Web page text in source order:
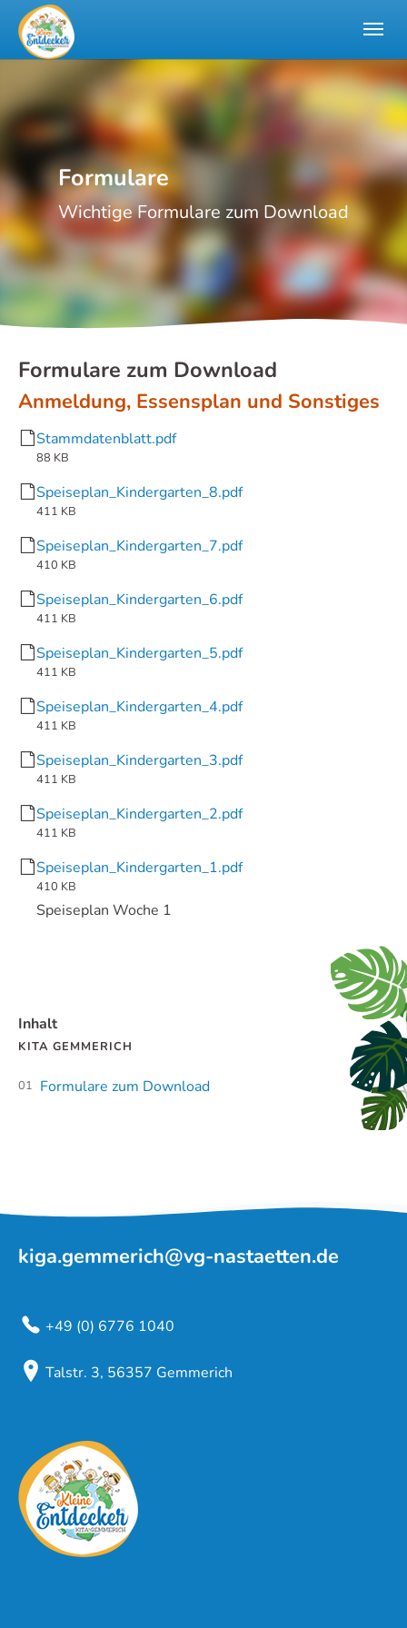
Skip to main navigation
Zum Hauptinhalt springen
Skip to page footer
Formulare
Wichtige Formulare zum Download
Formulare zum Download
Anmeldung, Essensplan und Sonstiges
Stammdatenblatt.pdf
88 KB
Speiseplan_Kindergarten_8.pdf
411 KB
Speiseplan_Kindergarten_7.pdf
410 KB
Speiseplan_Kindergarten_6.pdf
411 KB
Speiseplan_Kindergarten_5.pdf
411 KB
Speiseplan_Kindergarten_4.pdf
411 KB
Speiseplan_Kindergarten_3.pdf
411 KB
Speiseplan_Kindergarten_2.pdf
411 KB
Speiseplan_Kindergarten_1.pdf
410 KB
Speiseplan Woche 1
Inhalt
KITA GEMMERICH
Formulare zum Download
kiga.gemmerich@vg-nastaetten.de
+49 (0) 6776 1040
Talstr. 3, 56357 Gemmerich